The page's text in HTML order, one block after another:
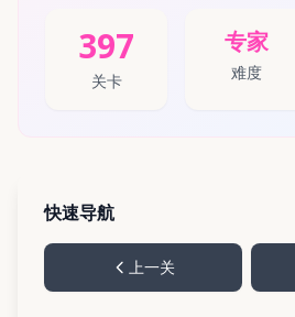
397
关卡
专家
难度
快速导航
上一关